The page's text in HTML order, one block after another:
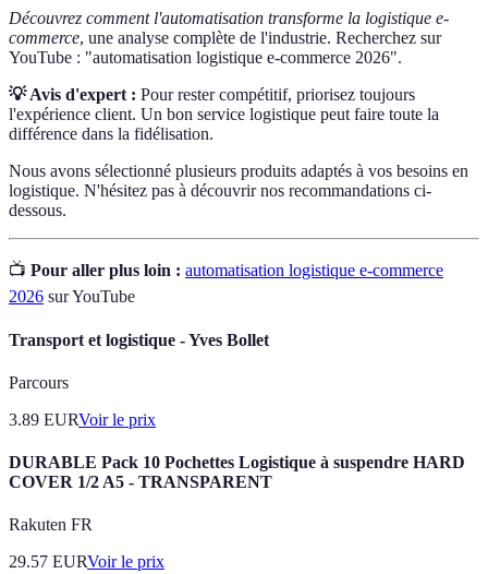
Découvrez comment l'automatisation transforme la logistique e-
commerce, une analyse complète de l'industrie. Recherchez sur
YouTube : "automatisation logistique e-commerce 2026".
💡 Avis d'expert : Pour rester compétitif, priorisez toujours
l'expérience client. Un bon service logistique peut faire toute la
différence dans la fidélisation.
Nous avons sélectionné plusieurs produits adaptés à vos besoins en
logistique. N'hésitez pas à découvrir nos recommandations ci-
dessous.
📺 Pour aller plus loin : automatisation logistique e-commerce
2026 sur YouTube
Transport et logistique - Yves Bollet
Parcours
3.89 EURVoir le prix
DURABLE Pack 10 Pochettes Logistique à suspendre HARD
COVER 1/2 A5 - TRANSPARENT
Rakuten FR
29.57 EURVoir le prix